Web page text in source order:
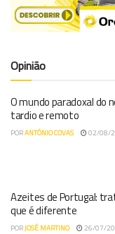
Opinião
O mundo paradoxal do
tardio e remoto
PORANTÓNIO COVAS 02/08/
Azeites de Portugal:
que é diferente
PORJOSÉ MARTINO 26/07/